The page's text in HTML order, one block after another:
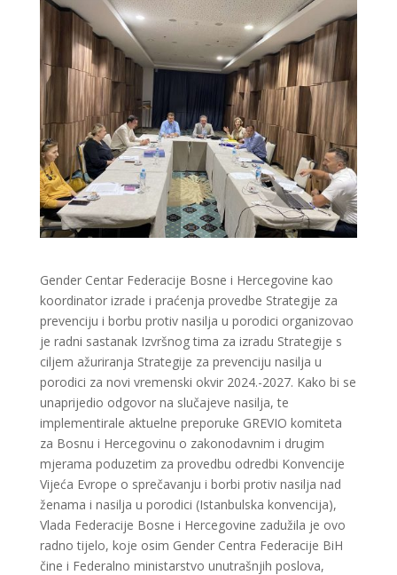
Gender Centar Federacije Bosne i Hercegovine kao
koordinator izrade i praćenja provedbe Strategije za
prevenciju i borbu protiv nasilja u porodici organizovao
je radni sastanak Izvršnog tima za izradu Strategije s
ciljem ažuriranja Strategije za prevenciju nasilja u
porodici za novi vremenski okvir 2024.-2027. Kako bi se
unaprijedio odgovor na slučajeve nasilja, te
implementirale aktuelne preporuke GREVIO komiteta
za Bosnu i Hercegovinu o zakonodavnim i drugim
mjerama poduzetim za provedbu odredbi Konvencije
Vijeća Evrope o sprečavanju i borbi protiv nasilja nad
ženama i nasilja u porodici (Istanbulska konvencija),
Vlada Federacije Bosne i Hercegovine zadužila je ovo
radno tijelo, koje osim Gender Centra Federacije BiH
čine i Federalno ministarstvo unutrašnjih poslova,